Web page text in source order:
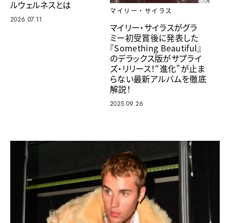
ルウェルネスとは
2026.07.11
マイリー・サイラス
マイリー・サイラスがグラ
ミー初受賞後に発表した
『Something Beautiful』
のデラックス版がサプライ
ズ・リリース！“進化”が止ま
らない最新アルバムを徹底
解説！
2025.09.26